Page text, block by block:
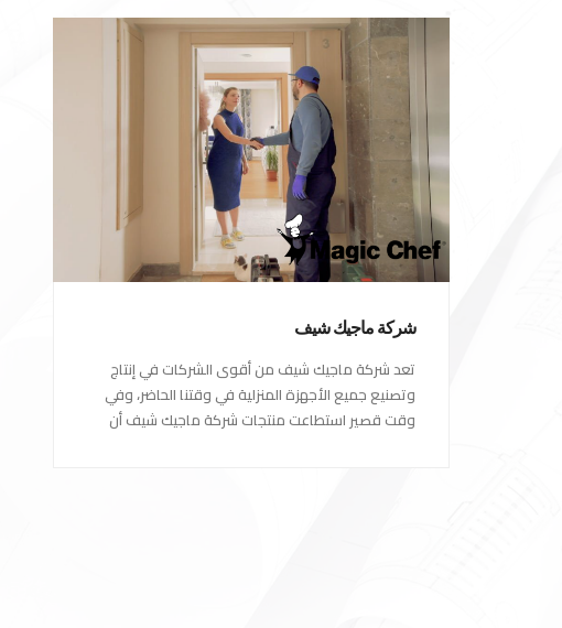
شركة ماجيك شيف
تعد شركة ماجيك شيف من أقوى الشركات في إنتاج
وتصنيع جميع الأجهزة المنزلية في وقتنا الحاضر، وفي
وقت قصير استطاعت منتجات شركة ماجيك شيف أن